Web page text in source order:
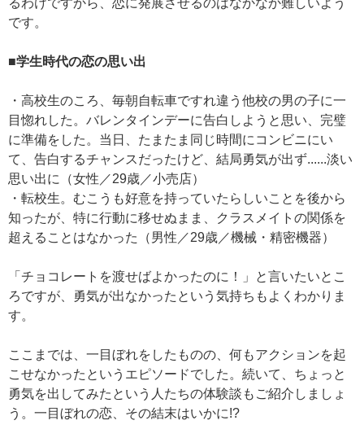
るわけですから、恋に発展させるのはなかなか難しいよう
です。
■学生時代の恋の思い出
・高校生のころ、毎朝自転車ですれ違う他校の男の子に一
目惚れした。バレンタインデーに告白しようと思い、完璧
に準備をした。当日、たまたま同じ時間にコンビニにい
て、告白するチャンスだったけど、結局勇気が出ず......淡い
思い出に（女性／29歳／小売店）
・転校生。むこうも好意を持っていたらしいことを後から
知ったが、特に行動に移せぬまま、クラスメイトの関係を
超えることはなかった（男性／29歳／機械・精密機器）
「チョコレートを渡せばよかったのに！」と言いたいとこ
ろですが、勇気が出なかったという気持ちもよくわかりま
す。
ここまでは、一目ぼれをしたものの、何もアクションを起
こせなかったというエピソードでした。続いて、ちょっと
勇気を出してみたという人たちの体験談もご紹介しましょ
う。一目ぼれの恋、その結末はいかに!?